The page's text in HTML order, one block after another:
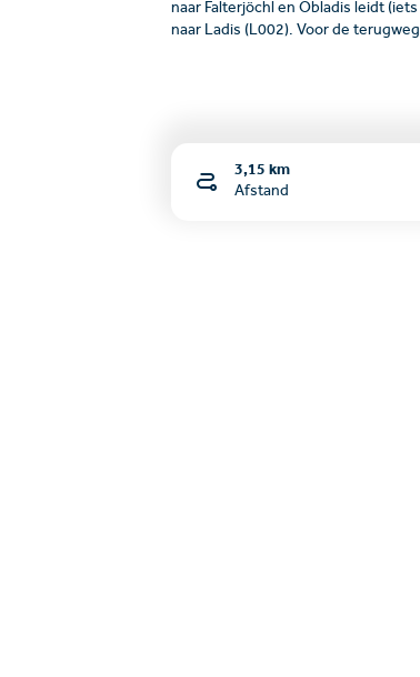
naar Falterjöchl en Obladis leidt
naar Ladis (L002). Voor de
3,15 km
Afstand